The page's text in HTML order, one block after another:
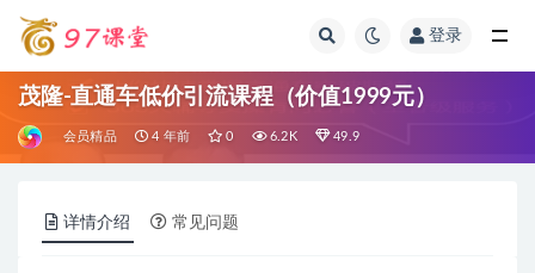
登录
茂隆-直通车低价引流课程（价值1999元）
会员精品 4 年前 0 6.2K 49.9
详情介绍 常见问题